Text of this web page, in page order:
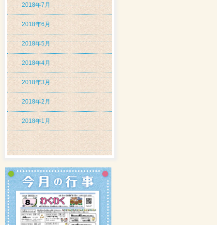
2018年7月
2018年6月
2018年5月
2018年4月
2018年3月
2018年2月
2018年1月